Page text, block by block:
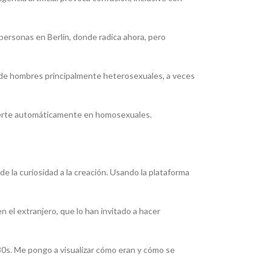
en Berlín, donde radica ahora, pero
hombres principalmente heterosexuales, a veces
automáticamente en homosexuales.
la curiosidad a la creación. Usando la plataforma
el extranjero, que lo han invitado a hacer
Me pongo a visualizar cómo eran y cómo se